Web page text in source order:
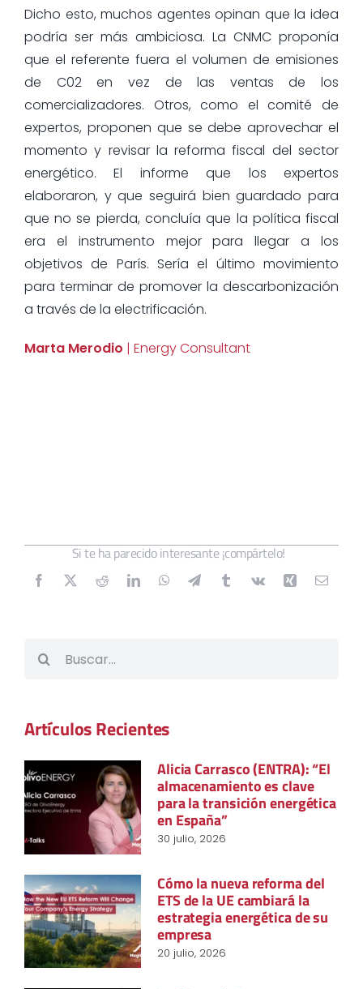
Dicho esto, muchos agentes opinan que la idea
podría ser más ambiciosa. La CNMC proponía
que el referente fuera el volumen de emisiones
de C02 en vez de las ventas de los
comercializadores. Otros, como el comité de
expertos, proponen que se debe aprovechar el
momento y revisar la reforma fiscal del sector
energético. El informe que los expertos
elaboraron, y que seguirá bien guardado para
que no se pierda, concluía que la política fiscal
era el instrumento mejor para llegar a los
objetivos de París. Sería el último movimiento
para terminar de promover la descarbonización
a través de la electrificación.
Marta Merodio | Energy Consultant
Si te ha parecido interesante ¡compártelo!
Buscar:
Artículos Recientes
Alicia Carrasco (ENTRA): “El
almacenamiento es clave
para la transición energética
en España”
30 julio, 2026
Cómo la nueva reforma del
ETS de la UE cambiará la
estrategia energética de su
empresa
20 julio, 2026